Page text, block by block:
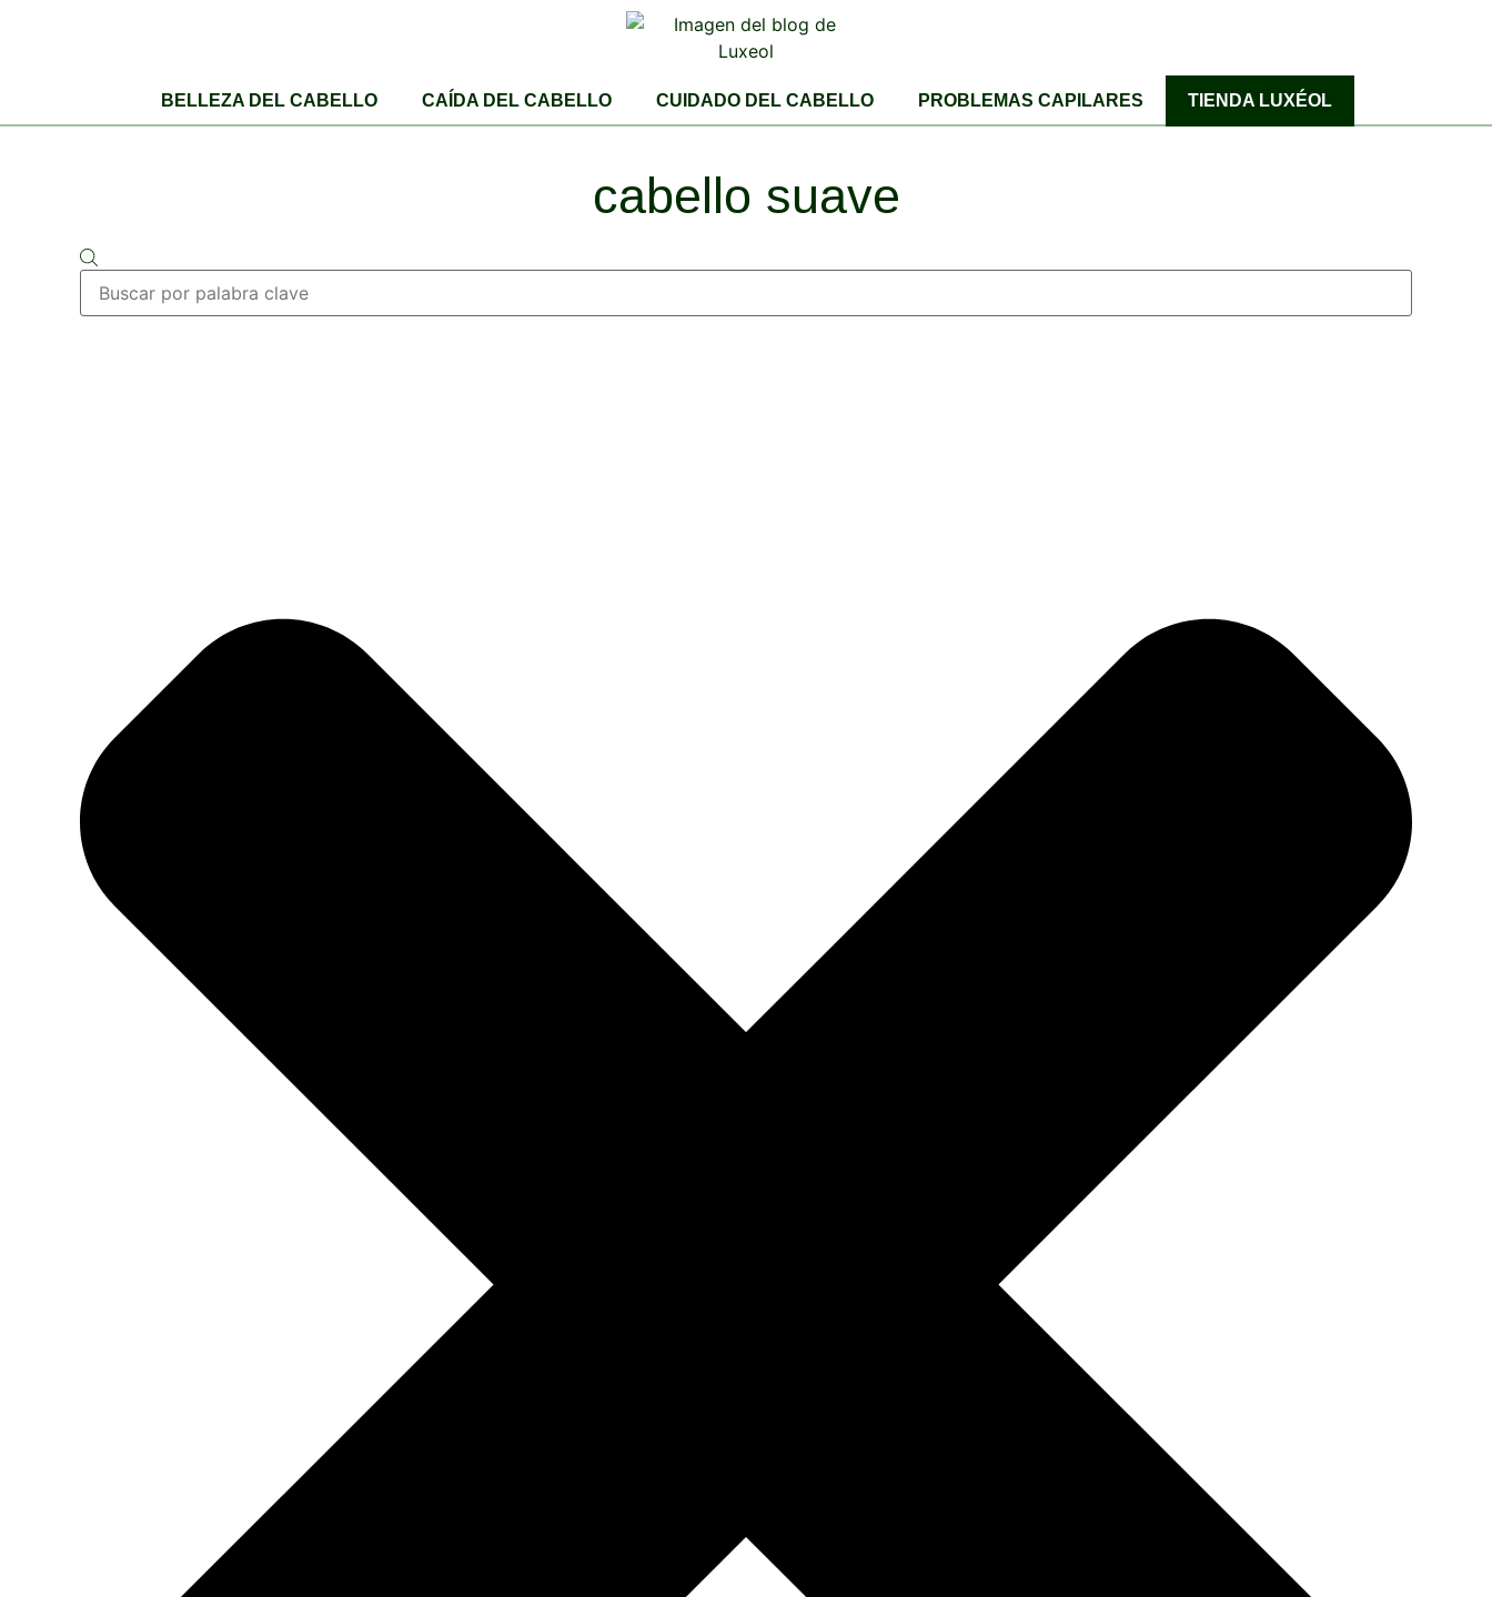
BELLEZA DEL CABELLO CAÍDA DEL CABELLO CUIDADO DEL CABELLO PROBLEMAS CAPILARES TIENDA LUXÉOL
cabello suave